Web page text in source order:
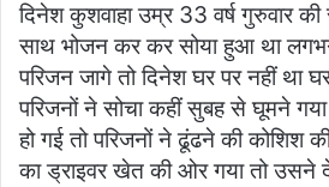
दिनेश कुशवाहा उम्र 33 वर्ष गुरुवार की
साथ भोजन कर कर सोया हुआ था
परिजन जागे तो दिनेश घर पर नहीं था
परिजनों ने सोचा कहीं सुबह से घूमने
हो गई तो परिजनों ने ढूंढने की कोशिश
का ड्राइवर खेत की ओर गया तो